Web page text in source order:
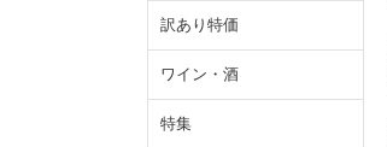
訳あり特価
ワイン・酒
特集